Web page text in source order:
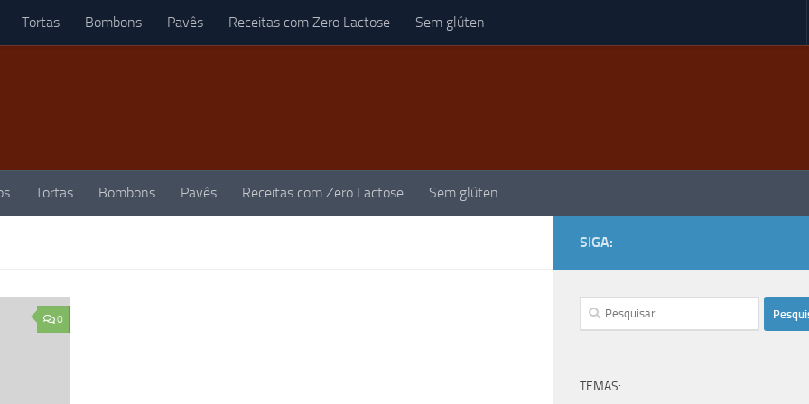
Tortas Bombons Pavês Receitas com Zero Lactose Sem glúten
Tortas Bombons Pavês Receitas com Zero Lactose Sem glúten
0
SIGA:
Pesquisar
por:
TEMAS: